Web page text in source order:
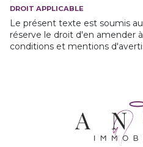
DROIT APPLICABLE
Le présent texte est soumis
réserve le droit d'en amender
conditions et mentions